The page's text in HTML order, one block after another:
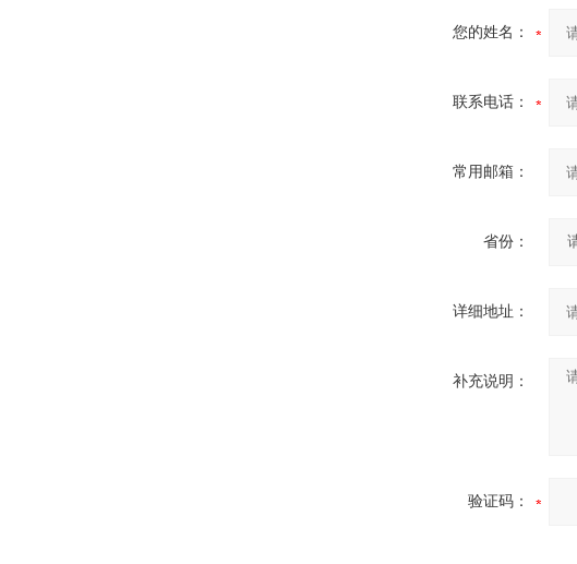
您的姓名：
联系电话：
常用邮箱：
省份：
详细地址：
补充说明：
验证码：